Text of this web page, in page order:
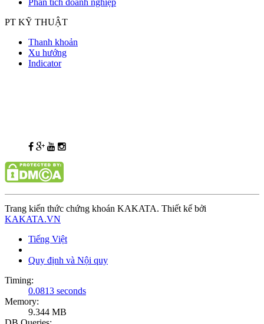
Phân tích doanh nghiệp
PT KỸ THUẬT
Thanh khoản
Xu hướng
Indicator
Trang kiến thức chứng khoán KAKATA. Thiết kế bởi
KAKATA.VN
Tiếng Việt
Quy định và Nội quy
Timing:
0.0813 seconds
Memory:
9.344 MB